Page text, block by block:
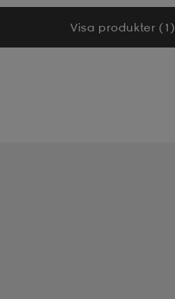
Visa produkter (1)